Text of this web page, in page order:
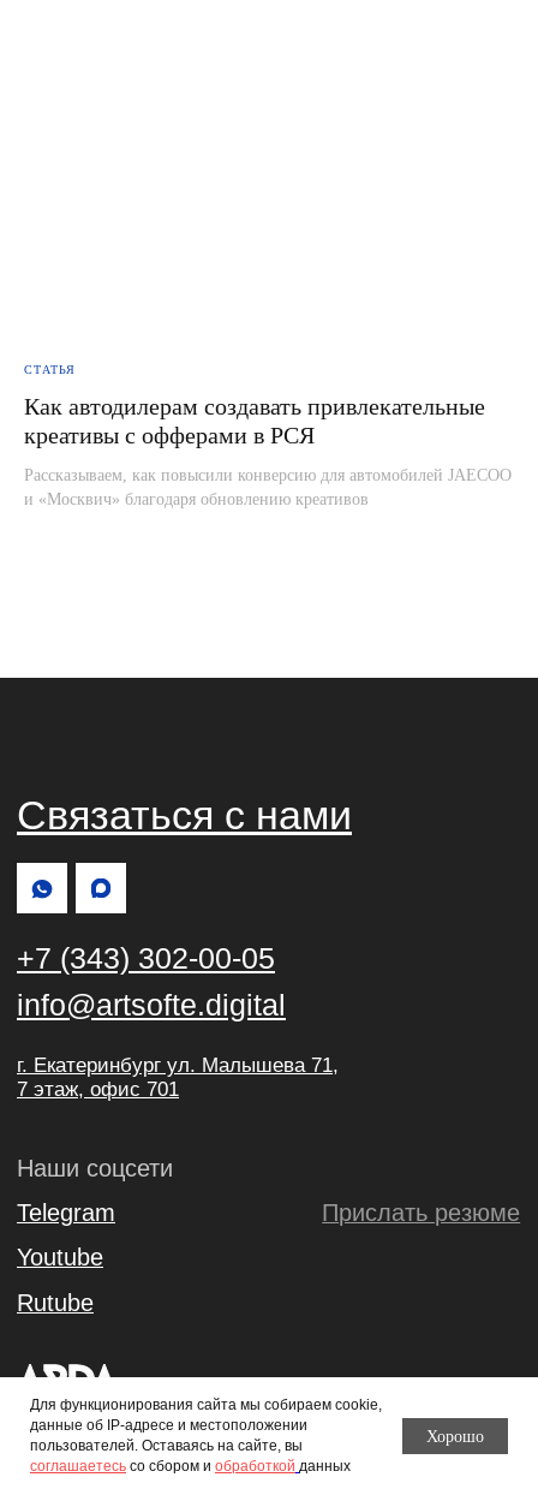
СТАТЬЯ
Как автодилерам создавать привлекательные
креативы с офферами в РСЯ
Рассказываем, как повысили конверсию для автомобилей JAECOO
и «Москвич» благодаря обновлению креативов
Для функционирования сайта мы собираем cookie,
данные об IP-адресе и местоположении
пользователей. Оставаясь на сайте, вы
соглашаетесь со сбором и обработкой данных
Хорошо